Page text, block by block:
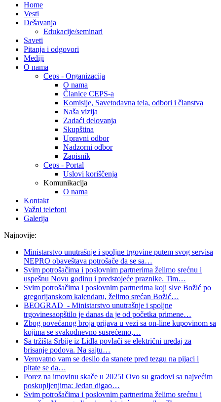
Home
Vesti
Dešavanja
Edukacije/seminari
Saveti
Pitanja i odgovori
Mediji
O nama
Ceps - Organizacija
O nama
Članice CEPS-a
Komisije, Savetodavna tela, odbori i članstva
Naša vizija
Zadaći delovanja
Skupština
Upravni odbor
Nadzorni odbor
Zapisnik
Ceps - Portal
Uslovi koriščenja
Komunikacija
O nama
Kontakt
Važni telefoni
Galerija
Najnovije:
Ministarstvo unutrašnje i spoljne trgovine putem svog servisa
NEPRO obaveštava potrošače da se sa…
Svim potrošačima i poslovnim partnerima želimo srećnu i
uspešnu Novu godinu i predstojeće praznike. Tim…
Svim potrošačima i poslovnim partnerima koji slve Božić po
gregorijanskom kalendaru, želimo srećan Božić…
BEOGRAD - Ministarstvo unutrašnje i spoljne
trgovinesaopštilo je danas da je od početka primene…
Zbog povećanog broja prijava u vezi sa on-line kupovinom sa
kojima se svakodnevno susrećemo,…
Sa tržišta Srbije iz Lidla povlači se električni uređaj za
brisanje podova. Na sajtu…
Verovatno vam se desilo da stanete pred tezgu na pijaci i
pitate se da…
Porez na imovinu skače u 2025! Ovo su gradovi sa najvećim
poskupljenjima: Jedan digao…
Svim potrošačima i poslovnim partnerima želimo srećnu i